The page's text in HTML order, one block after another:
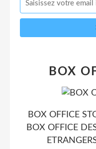
BOX
BOX OFFICE
BOX OFFICE